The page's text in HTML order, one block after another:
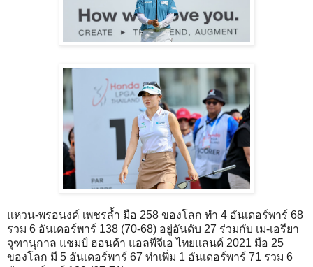
แหวน-พรอนงค์ เพชรล้ำ มือ 258 ของโลก ทำ 4 อันเดอร์พาร์ 68
รวม 6 อันเดอร์พาร์ 138 (70-68) อยู่อันดับ 27 ร่วมกับ เม-เอรียา
จุฑานุกาล แชมป์ ฮอนด้า แอลพีจีเอ ไทยแลนด์ 2021 มือ 25
ของโลก มี 5 อันเดอร์พาร์ 67 ทำเพิ่ม 1 อันเดอร์พาร์ 71 รวม 6